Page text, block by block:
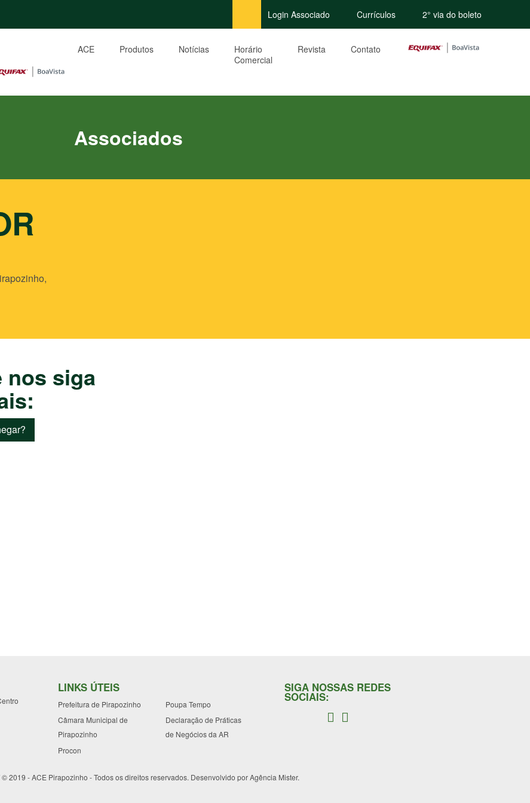
Login Associado Currículos 2° via do boleto
ACE Produtos Notícias
Horário
Comercial
Revista Contato
Associados
nos siga
LINKS ÚTEIS
Prefeitura de Pirapozinho
Câmara Municipal de
Pirapozinho
Procon
Poupa Tempo
Declaração de Práticas
de Negócios da AR
SIGA NOSSAS REDES
SOCIAIS:
© 2019 - ACE Pirapozinho - Todos os direitos reservados. Desenvolvido porAgência Mister.